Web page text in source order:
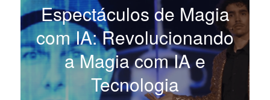
Espectáculos de Magia
com IA: Revolucionando
a Magia com IA e
Tecnologia